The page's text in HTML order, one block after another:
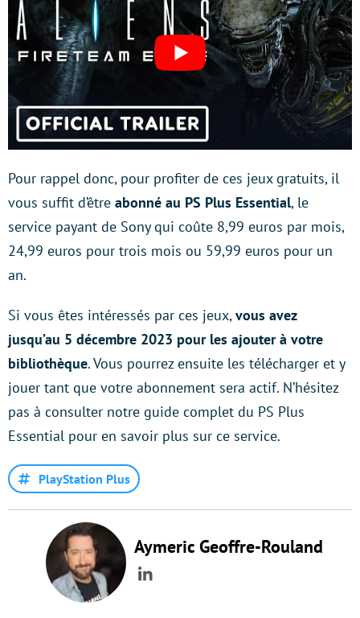
Pour rappel donc, pour profiter de ces jeux gratuits, il
vous suffit d’être abonné au PS Plus Essential, le
service payant de Sony qui coûte 8,99 euros par mois,
24,99 euros pour trois mois ou 59,99 euros pour un
an.
Si vous êtes intéressés par ces jeux, vous avez
jusqu’au 5 décembre 2023 pour les ajouter à votre
bibliothèque. Vous pourrez ensuite les télécharger et y
jouer tant que votre abonnement sera actif. N’hésitez
pas à consulter notre guide complet du PS Plus
Essential pour en savoir plus sur ce service.
PlayStation Plus
Aymeric Geoffre-Rouland
LinkedIn